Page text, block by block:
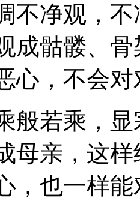
不净观，
成骷髅、
心，不会
若乘，显
母亲，这
，也一样